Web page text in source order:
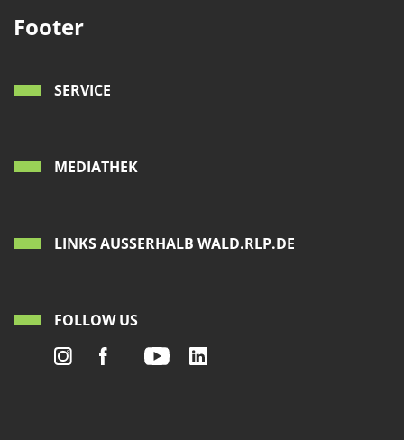
Footer
SERVICE
MEDIATHEK
LINKS AUSSERHALB WALD.RLP.DE
FOLLOW US